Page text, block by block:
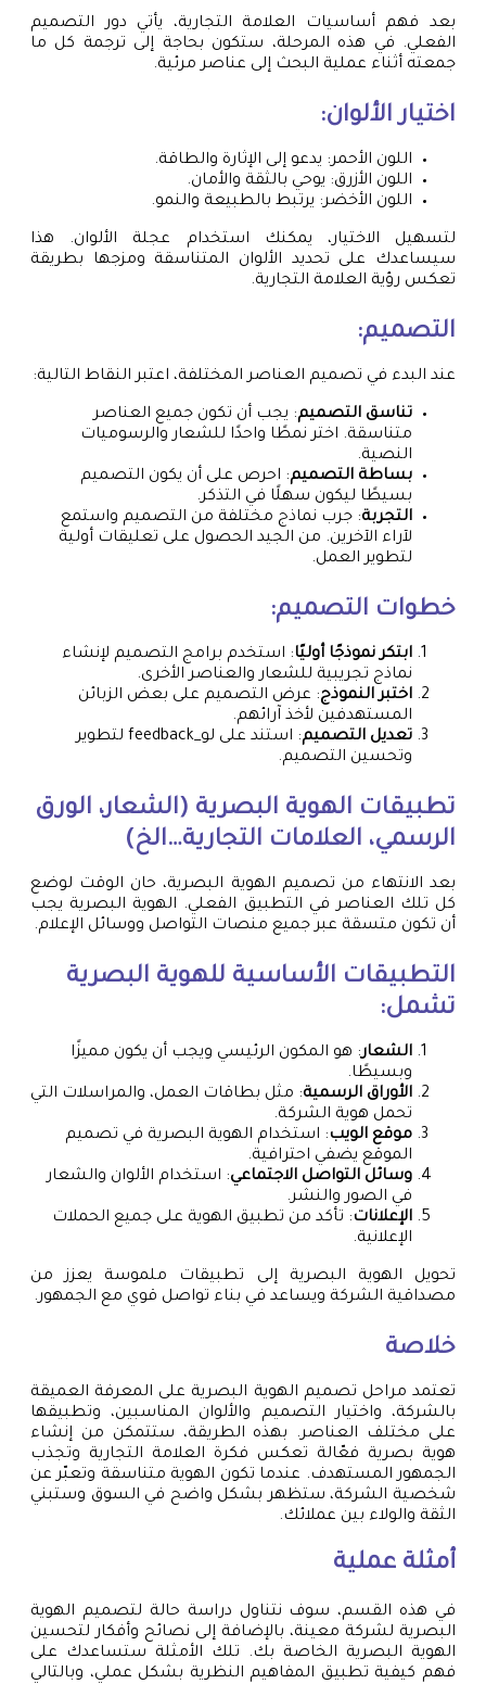
بعد فهم أساسيات العلامة التجارية، يأتي دور التصميم
الفعلي. في هذه المرحلة، ستكون بحاجة إلى ترجمة كل ما
جمعته أثناء عملية البحث إلى عناصر مرئية.
اختيار الألوان:
اللون الأحمر: يدعو إلى الإثارة والطاقة.
اللون الأزرق: يوحي بالثقة والأمان.
اللون الأخضر: يرتبط بالطبيعة والنمو.
لتسهيل الاختيار، يمكنك استخدام عجلة الألوان. هذا
سيساعدك على تحديد الألوان المتناسقة ومزجها بطريقة
تعكس رؤية العلامة التجارية.
التصميم:
عند البدء في تصميم العناصر المختلفة، اعتبر النقاط التالية:
تناسق التصميم: يجب أن تكون جميع العناصر
متناسقة. اختر نمطًا واحدًا للشعار والرسوميات
النصية.
بساطة التصميم: احرص على أن يكون التصميم
بسيطًا ليكون سهلًا في التذكر.
التجربة: جرب نماذج مختلفة من التصميم واستمع
لآراء الآخرين. من الجيد الحصول على تعليقات أولية
لتطوير العمل.
خطوات التصميم:
ابتكر نموذجًا أوليًا: استخدم برامج التصميم لإنشاء
نماذج تجريبية للشعار والعناصر الأخرى.
اختبر النموذج: عرض التصميم على بعض الزبائن
المستهدفين لأخذ آرائهم.
تعديل التصميم
: استند على لو_feedback لتطوير
وتحسين التصميم.
تطبيقات الهوية البصرية (الشعار، الورق
الرسمي، العلامات التجارية…الخ)
بعد الانتهاء من تصميم الهوية البصرية، حان الوقت لوضع
كل تلك العناصر في التطبيق الفعلي. الهوية البصرية يجب
أن تكون متسقة عبر جميع منصات التواصل ووسائل الإعلام.
التطبيقات الأساسية للهوية البصرية
تشمل:
الشعار: هو المكون الرئيسي ويجب أن يكون مميزًا
وبسيطًا.
الأوراق الرسمية: مثل بطاقات العمل، والمراسلات التي
تحمل هوية الشركة.
موقع الويب: استخدام الهوية البصرية في تصميم
الموقع يضفي احترافية.
وسائل التواصل الاجتماعي: استخدام الألوان والشعار
في الصور والنشر.
الإعلانات: تأكد من تطبيق الهوية على جميع الحملات
الإعلانية.
تحويل الهوية البصرية إلى تطبيقات ملموسة يعزز من
مصداقية الشركة ويساعد في بناء تواصل قوي مع الجمهور.
خلاصة
تعتمد مراحل تصميم الهوية البصرية على المعرفة العميقة
بالشركة، واختيار التصميم والألوان المناسبين، وتطبيقها
على مختلف العناصر. بهذه الطريقة، ستتمكن من إنشاء
هوية بصرية فعّالة تعكس فكرة العلامة التجارية وتجذب
الجمهور المستهدف. عندما تكون الهوية متناسقة وتعبّر عن
شخصية الشركة، ستظهر بشكل واضح في السوق وستبني
الثقة والولاء بين عملائك.
أمثلة عملية
في هذه القسم، سوف نتناول دراسة حالة لتصميم الهوية
البصرية لشركة معينة، بالإضافة إلى نصائح وأفكار لتحسين
الهوية البصرية الخاصة بك. تلك الأمثلة ستساعدك على
فهم كيفية تطبيق المفاهيم النظرية بشكل عملي، وبالتالي